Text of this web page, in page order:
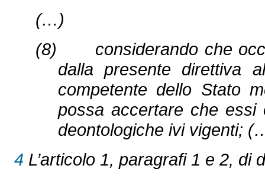
(…)
(8) considerando che
dalla presente direttiva
competente dello Stato
possa accertare che essi
deontologiche ivi vigenti;
4 L’articolo 1, paragrafi 1 e 2, di